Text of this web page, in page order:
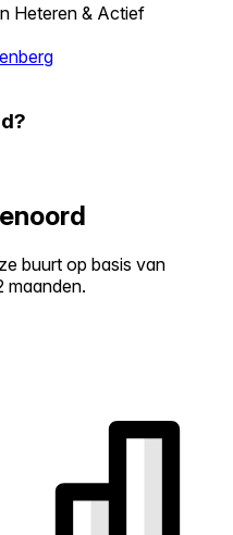
Heteren & Actief
buurt op basis van
maanden.